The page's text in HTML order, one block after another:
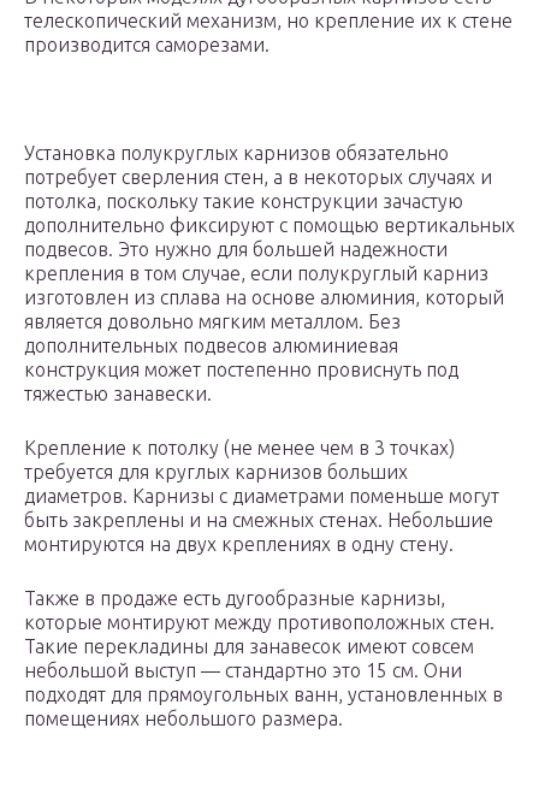
телескопический механизм, но крепление их к стене
производится саморезами.
Установка полукруглых карнизов обязательно
потребует сверления стен, а в некоторых случаях и
потолка, поскольку такие конструкции зачастую
дополнительно фиксируют с помощью вертикальных
подвесов. Это нужно для большей надежности
крепления в том случае, если полукруглый карниз
изготовлен из сплава на основе алюминия, который
является довольно мягким металлом. Без
дополнительных подвесов алюминиевая
конструкция может постепенно провиснуть под
тяжестью занавески.
Крепление к потолку (не менее чем в 3 точках)
требуется для круглых карнизов больших
диаметров. Карнизы с диаметрами поменьше могут
быть закреплены и на смежных стенах. Небольшие
монтируются на двух креплениях в одну стену.
Также в продаже есть дугообразные карнизы,
которые монтируют между противоположных стен.
Такие перекладины для занавесок имеют совсем
небольшой выступ — стандартно это 15 см. Они
подходят для прямоугольных ванн, установленных в
помещениях небольшого размера.